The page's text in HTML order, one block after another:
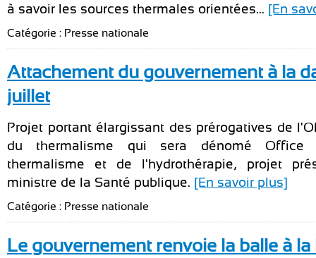
à savoir les sources thermales orientées... [En
Catégorie : Presse nationale
Attachement du gouvernement à la
juillet
Projet portant élargissant des prérogatives de
du thermalisme qui sera dénomé Office
thermalisme et de l'hydrothérapie, projet
ministre de la Santé publique. [En savoir plus]
Catégorie : Presse nationale
Le gouvernement renvoie la balle à la